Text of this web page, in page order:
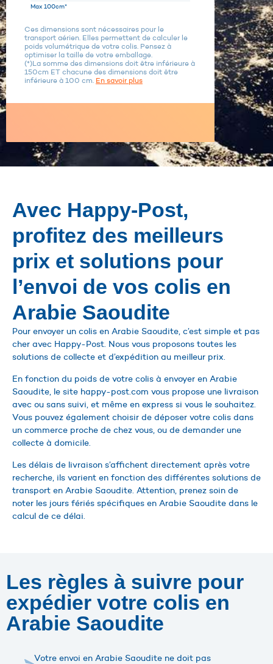
Max 100cm*
Ces dimensions sont nécessaires pour le
transport aérien. Elles permettent de calculer le
poids volumétrique de votre colis. Pensez à
optimiser la taille de votre emballage.
(*)La somme des dimensions doit être inférieure à
150cm ET chacune des dimensions doit être
inférieure à 100 cm. En savoir plus
Avec Happy-Post,
profitez des meilleurs
prix et solutions pour
l’envoi de vos colis en
Arabie Saoudite
Pour envoyer un colis en Arabie Saoudite, c’est simple et pas
cher avec Happy-Post. Nous vous proposons toutes les
solutions de collecte et d’expédition au meilleur prix.
En fonction du poids de votre colis à envoyer en Arabie
Saoudite, le site happy-post.com vous propose une livraison
avec ou sans suivi, et même en express si vous le souhaitez.
Vous pouvez également choisir de déposer votre colis dans
un commerce proche de chez vous, ou de demander une
collecte à domicile.
Les délais de livraison s’affichent directement après votre
recherche, ils varient en fonction des différentes solutions de
transport en Arabie Saoudite. Attention, prenez soin de
noter les jours fériés spécifiques en Arabie Saoudite dans le
calcul de ce délai.
Les règles à suivre pour
expédier votre colis en
Arabie Saoudite
Votre envoi en Arabie Saoudite ne doit pas